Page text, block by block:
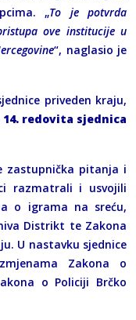
„To je potvrda
ove institucije u
“, naglasio je
priveden kraju,
14. redovita sjednica
zastupnička pitanja i
razmatrali i usvojili
o igrama na sreću,
Distrikt te Zakona
U nastavku sjednice
Zakona o
o Policiji Brčko